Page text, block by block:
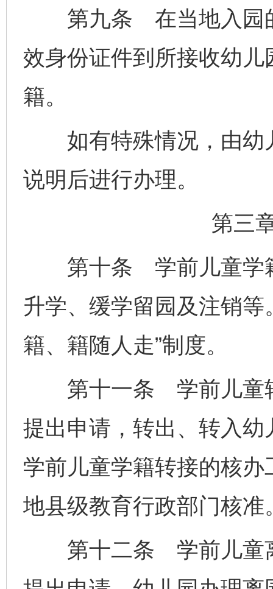
第九条 在当地入园的
效身份证件到所接收幼
籍。
如有特殊情况，由幼
说明后进行办理。
第三
第十条 学前儿童学籍
升学、缓学留园及注销
籍、籍随人走”制度。
第十一条 学前儿童转
提出申请，转出、转入
学前儿童学籍转接的核
地县级教育行政部门核准
第十二条 学前儿童离